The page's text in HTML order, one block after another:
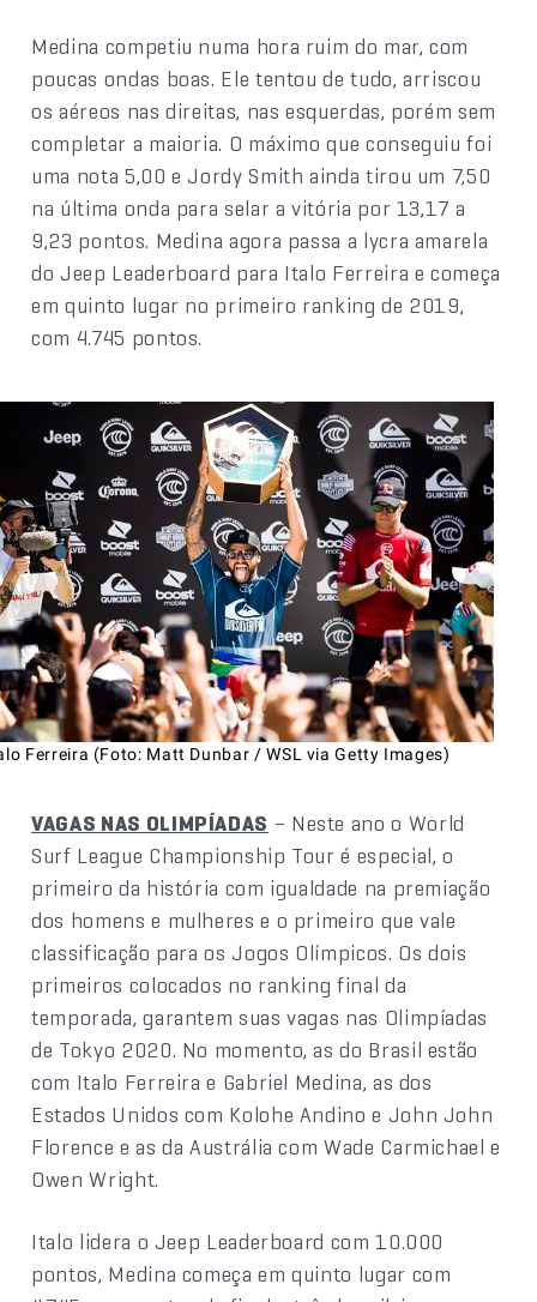
Medina competiu numa hora ruim do mar, com
poucas ondas boas. Ele tentou de tudo, arriscou
os aéreos nas direitas, nas esquerdas, porém sem
completar a maioria. O máximo que conseguiu foi
uma nota 5,00 e Jordy Smith ainda tirou um 7,50
na última onda para selar a vitória por 13,17 a
9,23 pontos. Medina agora passa a lycra amarela
do Jeep Leaderboard para Italo Ferreira e começa
em quinto lugar no primeiro ranking de 2019,
com 4.745 pontos.
Ferreira (Foto: Matt Dunbar / WSL via Getty Images)
VAGAS NAS OLIMPÍADAS – Neste ano o World
Surf League Championship Tour é especial, o
primeiro da história com igualdade na premiação
dos homens e mulheres e o primeiro que vale
classificação para os Jogos Olímpicos. Os dois
primeiros colocados no ranking final da
temporada, garantem suas vagas nas Olimpíadas
de Tokyo 2020. No momento, as do Brasil estão
com Italo Ferreira e Gabriel Medina, as dos
Estados Unidos com Kolohe Andino e John John
Florence e as da Austrália com Wade Carmichael e
Owen Wright.
Italo lidera o Jeep Leaderboard com 10.000
pontos, Medina começa em quinto lugar com